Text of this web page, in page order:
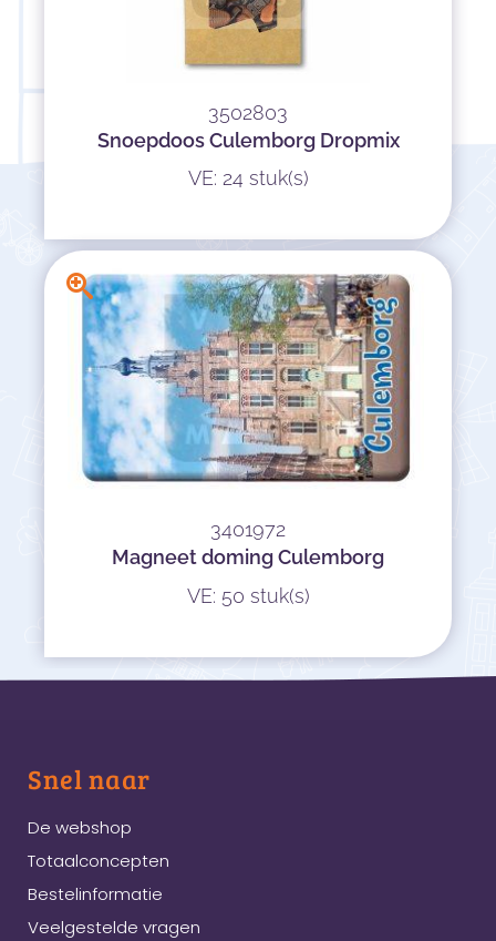
3502803
Snoepdoos Culemborg Dropmix
VE: 24 stuk(s)
3401972
Magneet doming Culemborg
VE: 50 stuk(s)
Snel naar
De webshop
Totaalconcepten
Bestelinformatie
Veelgestelde vragen